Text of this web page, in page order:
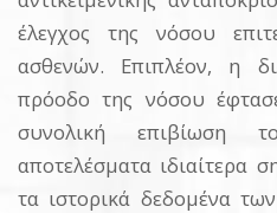
έλεγχος της νόσου
ασθενών. Επιπλέον, η
πρόοδο της νόσου
συνολική
αποτελέσματα ιδιαίτερα
τα ιστορικά δεδομένα